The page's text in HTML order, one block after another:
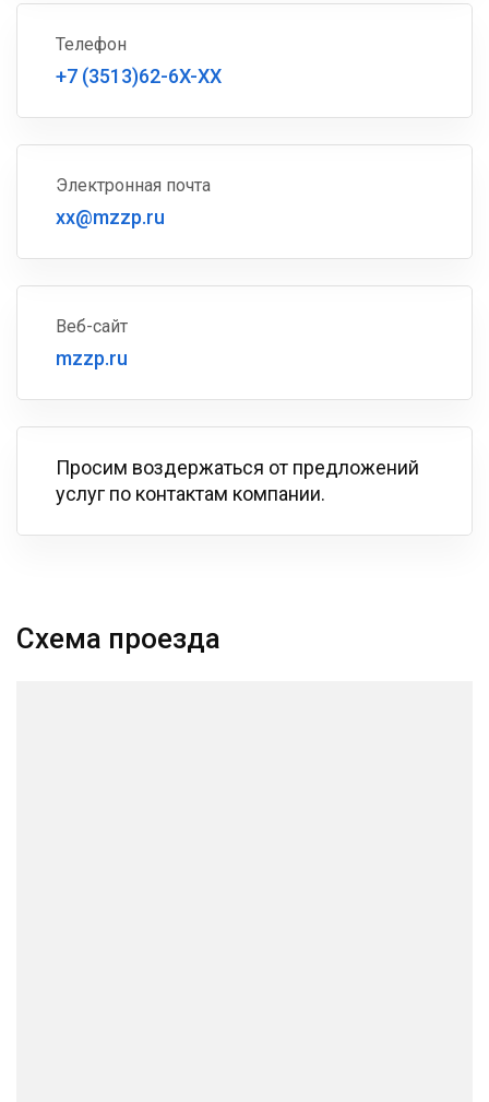
Телефон
+7 (3513)62-6X-XX
Электронная почта
xx@mzzp.ru
Веб-сайт
mzzp.ru
Просим воздержаться от предложений
услуг по контактам компании.
Схема проезда